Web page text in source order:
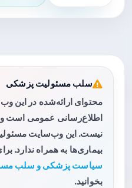
سلب مسئولیت پزشکی
محتوای ارائه‌شده در این
اطلاع‌رسانی عمومی است
نیست. این وب‌سایت
بیماری‌ها به همراه ندارد.
سیاست پزشکی و سلب
بخوانید.